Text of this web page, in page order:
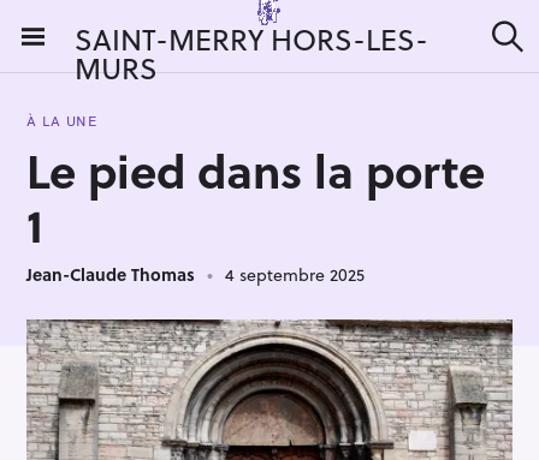
i
SAINT-MERRY HORS-LES-
MURS e
À LA UNE
Le pied dans la porte
1
Jean-Claude Thomas 4 septembre 2025